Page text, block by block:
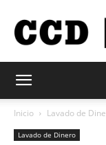
Inicio Lavado de
Lavado de Dinero